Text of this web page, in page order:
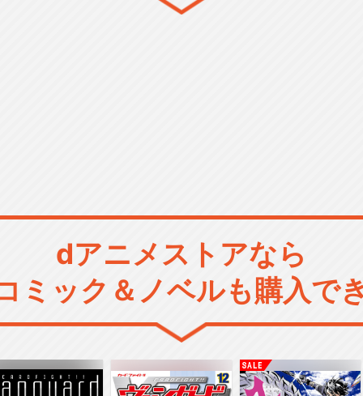
dアニメストアなら
ミック＆ノベルも購入で